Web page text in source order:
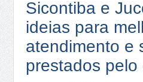
Sicontiba e
ideias para
atendimento e
prestados pelo